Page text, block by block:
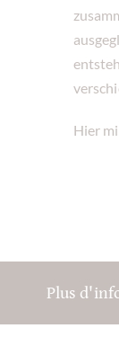
Hier
Plus